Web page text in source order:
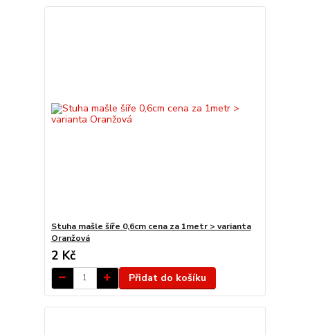
Stuha mašle šíře 0,6cm cena za 1metr > varianta
Oranžová
2 Kč
Přidat do košíku